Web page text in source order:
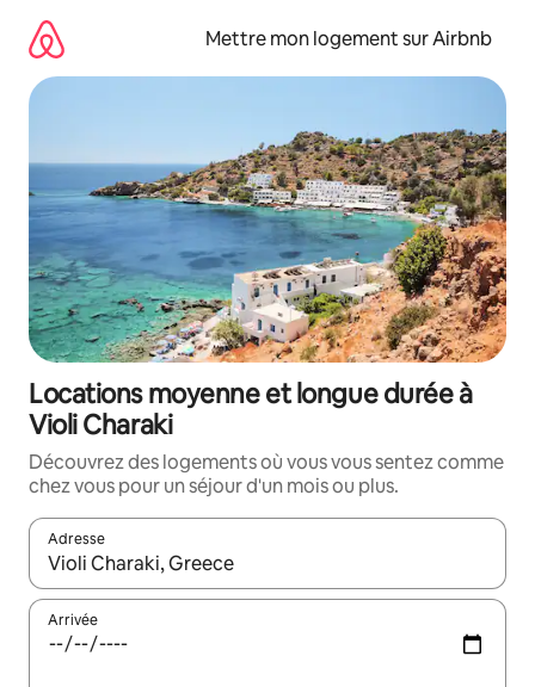
directement
contenu
Mettre mon logement sur Airbnb
Locations moyenne et longue durée à
Violi Charaki
Découvrez des logements où vous vous sentez comme
chez vous pour un séjour d'un mois ou plus.
Adresse
Lorsque les résultats s'affichent, utilisez les flèches vers le
Arrivée